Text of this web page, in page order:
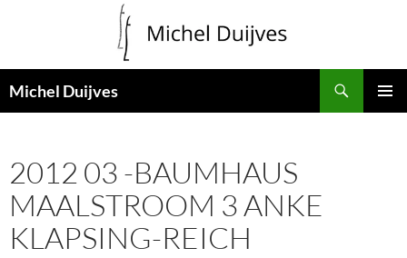
Michel Duijves
INHOUD
2012 03 -BAUMHAUS
MAALSTROOM 3 ANKE
KLAPSING-REICH